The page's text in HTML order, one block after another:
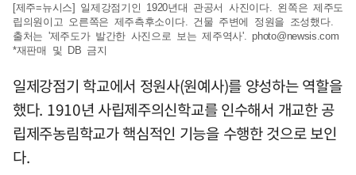
[제주=뉴시스] 일제강점기인 1920년대 관공서 사진이다. 왼쪽은 제주도
립의원이고 오른쪽은 제주측후소이다. 건물 주변에 정원을 조성했다.
출처는 '제주도가 발간한 사진으로 보는 제주역사'.photo@newsis.com
*재판매 및 DB 금지
일제강점기 학교에서 정원사(원예사)를 양성하는 역할을
했다. 1910년 사립제주의신학교를 인수해서 개교한 공
립제주농림학교가 핵심적인 기능을 수행한 것으로 보인
다.